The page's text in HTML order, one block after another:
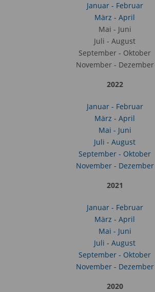
Januar - Februar
März - April
Mai - Juni
Juli - August
September - Oktober
November - Dezember
2022
Januar - Februar
März - April
Mai - Juni
Juli - August
September - Oktober
November - Dezember
2021
Januar - Februar
März - April
Mai - Juni
Juli - August
September - Oktober
November - Dezember
2020